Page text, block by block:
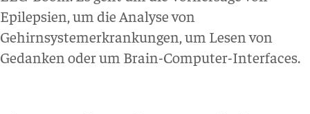
Epilepsien, um die Analyse von
Gehirnsystemerkrankungen, um Lesen von
Gedanken oder um Brain-Computer-Interfaces.